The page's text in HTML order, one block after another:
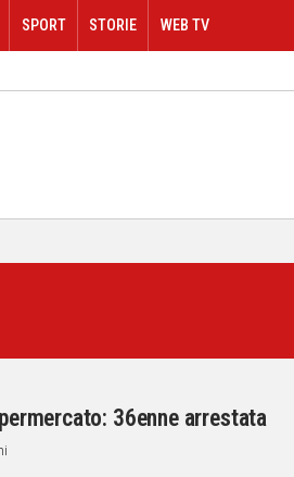
SPORT STORIE WEB TV
36enne arrestata